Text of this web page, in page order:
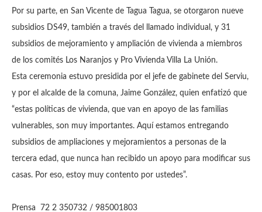
Por su parte, en San Vicente de Tagua Tagua, se otorgaron nueve
subsidios DS49, también a través del llamado individual, y 31
subsidios de mejoramiento y ampliación de vivienda a miembros
de los comités Los Naranjos y Pro Vivienda Villa La Unión.
Esta ceremonia estuvo presidida por el jefe de gabinete del Serviu,
y por el alcalde de la comuna, Jaime González, quien enfatizó que
“estas políticas de vivienda, que van en apoyo de las familias
vulnerables, son muy importantes. Aquí estamos entregando
subsidios de ampliaciones y mejoramientos a personas de la
tercera edad, que nunca han recibido un apoyo para modificar sus
casas. Por eso, estoy muy contento por ustedes”.
Prensa 72 2 350732 / 985001803